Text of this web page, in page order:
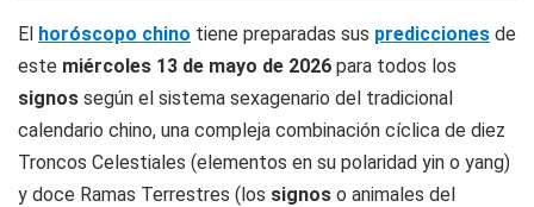
El horóscopo chino tiene preparadas sus predicciones de
este miércoles 13 de mayo de 2026 para todos los
signos según el sistema sexagenario del tradicional
calendario chino, una compleja combinación cíclica de diez
Troncos Celestiales (elementos en su polaridad yin o yang)
y doce Ramas Terrestres (los signos o animales del